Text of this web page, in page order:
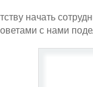
начать
с нами